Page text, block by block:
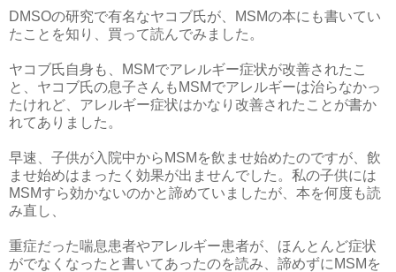
DMSOの研究で有名なヤコブ氏が、MSMの本にも書いてい
たことを知り、買って読んでみました。
ヤコブ氏自身も、MSMでアレルギー症状が改善されたこ
と、ヤコブ氏の息子さんもMSMでアレルギーは治らなかっ
たけれど、アレルギー症状はかなり改善されたことが書か
れてありました。
早速、子供が入院中からMSMを飲ませ始めたのですが、飲
ませ始めはまったく効果が出ませんでした。私の子供には
MSMすら効かないのかと諦めていましたが、本を何度も読
み直し、
重症だった喘息患者やアレルギー患者が、ほんとんど症状
がでなくなったと書いてあったのを読み、諦めずにMSMを